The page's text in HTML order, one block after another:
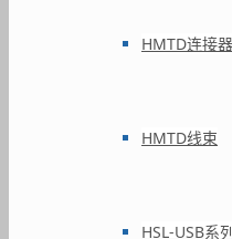
HMTD连接器
HMTD线束
HSL-USB系